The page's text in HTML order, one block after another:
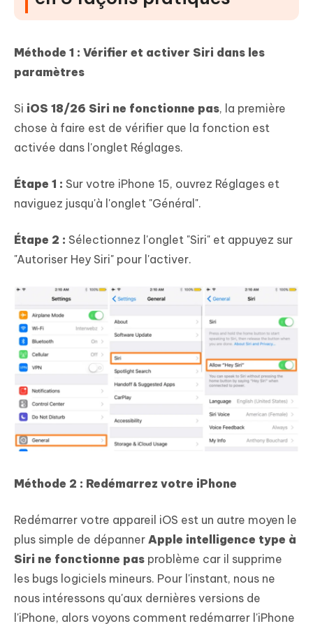
Méthode 1 : Vérifier et activer Siri dans les
paramètres
Si iOS 18/26 Siri ne fonctionne pas, la première
chose à faire est de vérifier que la fonction est
activée dans l'onglet Réglages.
Étape 1 : Sur votre iPhone 15, ouvrez Réglages et
naviguez jusqu'à l'onglet "Général".
Étape 2 : Sélectionnez l'onglet "Siri" et appuyez sur
"Autoriser Hey Siri" pour l'activer.
Méthode 2 : Redémarrez votre iPhone
Redémarrer votre appareil iOS est un autre moyen le
plus simple de dépanner Apple intelligence type à
Siri ne fonctionne pas problème car il supprime
les bugs logiciels mineurs. Pour l'instant, nous ne
nous intéressons qu'aux dernières versions de
l'iPhone, alors voyons comment redémarrer l'iPhone